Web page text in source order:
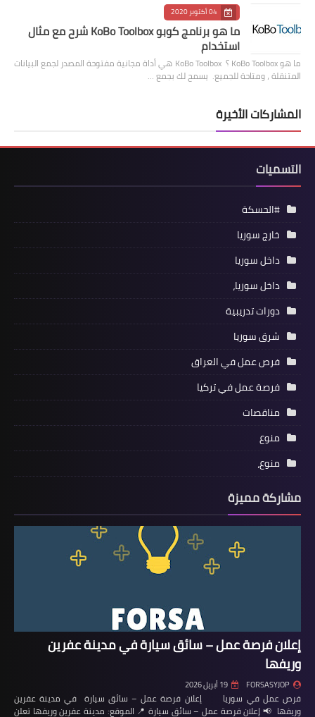
04 أكتوبر 2020
ما هو برنامج كوبو KoBo Toolbox شرح مع مثال
استخدام
ما هو KoBo Toolbox ؟ KoBo Toolbox هي أداة مجانية مفتوحة المصدر لجمع البيانات
المتنقلة ، ومتاحة للجميع. يسمح لك بجمع …
المشاركات الأخيرة
التسميات
#الحسكة
خارج سوريا
داخل سوريا
داخل سوريا،
دورات تدريبية
شرق سوريا
فرص عمل في العراق
فرصة عمل في تركيا
مناقصات
منوع
منوع،
مشاركة مميزة
إعلان فرصة عمل – سائق سيارة في مدينة عفرين
وريفها
FORSASYJOP 19 أبريل 2026
فرص عمل في سوريا إعلان فرصة عمل – سائق سيارة في مدينة عفرين
وريفها 📢 إعلان فرصة عمل – سائق سيارة 📍 الموقع: مدينة عفرين وريفها تعلن